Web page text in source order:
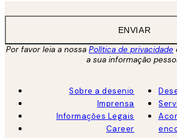
ENVIAR
Por favor leia a nossa Política de privacidade
a sua informação
Sobre a desenio
Imprensa
Informações Legais
Career